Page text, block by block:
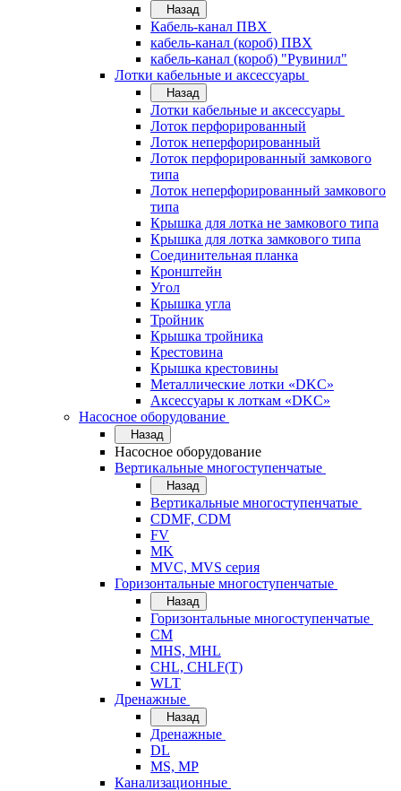
Назад
Кабель-канал ПВХ
кабель-канал (короб) ПВХ
кабель-канал (короб) "Рувинил"
Лотки кабельные и аксессуары
Назад
Лотки кабельные и аксессуары
Лоток перфорированный
Лоток неперфорированный
Лоток перфорированный замкового
типа
Лоток неперфорированный замкового
типа
Крышка для лотка не замкового типа
Крышка для лотка замкового типа
Соединительная планка
Кронштейн
Угол
Крышка угла
Тройник
Крышка тройника
Крестовина
Крышка крестовины
Металлические лотки «DKC»
Аксессуары к лоткам «DKC»
Насосное оборудование
Назад
Насосное оборудование
Вертикальные многоступенчатые
Назад
Вертикальные многоступенчатые
CDMF, CDM
FV
MK
MVC, MVS серия
Горизонтальные многоступенчатые
Назад
Горизонтальные многоступенчатые
CM
MHS, MHL
CHL, CHLF(T)
WLT
Дренажные
Назад
Дренажные
DL
MS, MP
Канализационные